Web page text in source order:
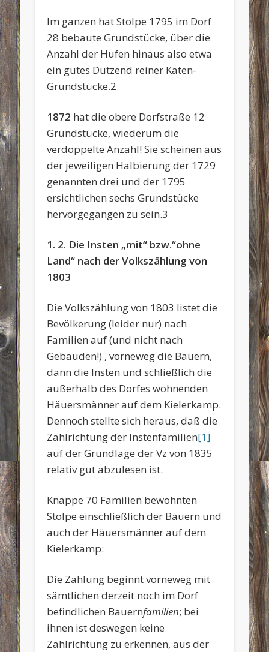
Im ganzen hat Stolpe 1795 im Dorf
28 bebaute Grundstücke, über die
Anzahl der Hufen hinaus also etwa
ein gutes Dutzend reiner Katen-
Grundstücke.2
1872 hat die obere Dorfstraße 12
Grundstücke, wiederum die
verdoppelte Anzahl! Sie scheinen aus
der jeweiligen Halbierung der 1729
genannten drei und der 1795
ersichtlichen sechs Grundstücke
hervorgegangen zu sein.3
1. 2. Die Insten „mit“ bzw.“ohne
Land“ nach der Volkszählung von
1803
Die Volkszählung von 1803 listet die
Bevölkerung (leider nur) nach
Familien auf (und nicht nach
Gebäuden!) , vorneweg die Bauern,
dann die Insten und schließlich die
außerhalb des Dorfes wohnenden
Häuersmänner auf dem Kielerkamp.
Dennoch stellte sich heraus, daß die
Zählrichtung der Instenfamilien[1]
auf der Grundlage der Vz von 1835
relativ gut abzulesen ist.
Knappe 70 Familien bewohnten
Stolpe einschließlich der Bauern und
auch der Häuersmänner auf dem
Kielerkamp:
Die Zählung beginnt vorneweg mit
sämtlichen derzeit noch im Dorf
befindlichen Bauernfamilien; bei
ihnen ist deswegen keine
Zählrichtung zu erkennen, aus der